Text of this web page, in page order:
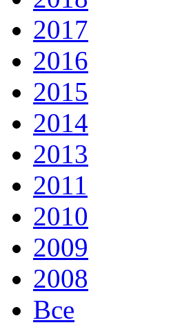
2017
2016
2015
2014
2013
2011
2010
2009
2008
Все